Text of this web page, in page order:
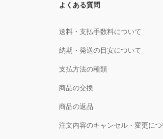
よくある質問
送料・支払手数料について
納期・発送の目安について
支払方法の種類
商品の交換
商品の返品
注文内容のキャンセル・変更につ